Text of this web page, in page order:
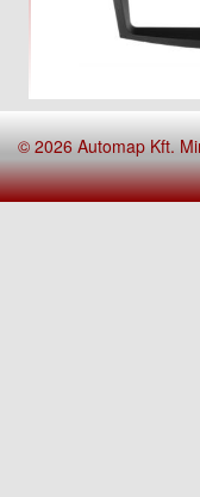
© 2026 Automap Kft.